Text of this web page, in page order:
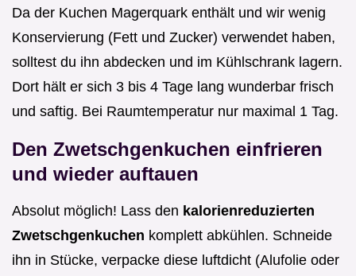
Da der Kuchen Magerquark enthält und wir wenig
Konservierung (Fett und Zucker) verwendet haben,
solltest du ihn abdecken und im Kühlschrank lagern.
Dort hält er sich 3 bis 4 Tage lang wunderbar frisch
und saftig. Bei Raumtemperatur nur maximal 1 Tag.
Den Zwetschgenkuchen einfrieren
und wieder auftauen
Absolut möglich! Lass den kalorienreduzierten
Zwetschgenkuchen komplett abkühlen. Schneide
ihn in Stücke, verpacke diese luftdicht (Alufolie oder